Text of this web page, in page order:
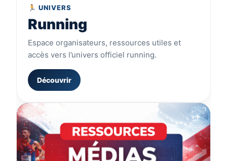
🏃 UNIVERS
Running
Espace organisateurs, ressources utiles et
accès vers l’univers officiel running.
Découvrir